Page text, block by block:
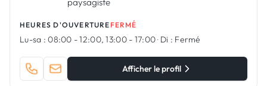
HEURES D'OUVERTURE FERMÉ
Lu-sa : 08:00 - 12:00, 13:00 - 17:00· Di : Fermé
Afficher le profil